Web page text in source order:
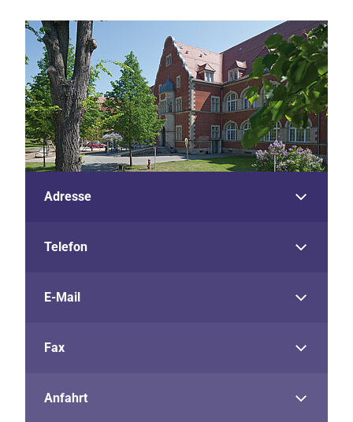
Adresse
Telefon
E-Mail
Fax
Anfahrt